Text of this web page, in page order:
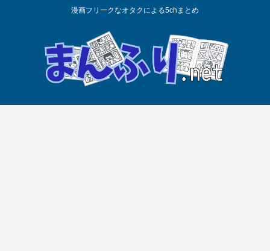
漫画フリークなオタクによる5chまとめ